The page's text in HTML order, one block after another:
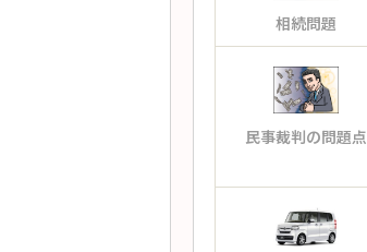
相続問題
民事裁判の問題点